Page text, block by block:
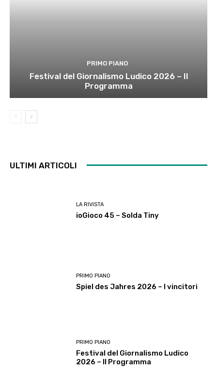
PRIMO PIANO
Festival del Giornalismo Ludico 2026 – Il
Programma
ULTIMI ARTICOLI
LA RIVISTA
ioGioco 45 – Solda Tiny
PRIMO PIANO
Spiel des Jahres 2026 – I vincitori
PRIMO PIANO
Festival del Giornalismo Ludico
2026 – Il Programma